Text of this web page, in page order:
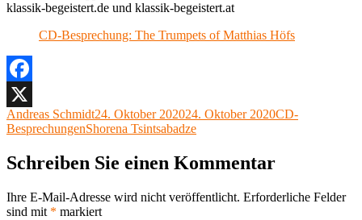
klassik-begeistert.de und klassik-begeistert.at
CD-Besprechung: The Trumpets of Matthias Höfs
Facebook
X
Autor
Andreas SchmidtVeröffentlicht
am
24. Oktober 202024. Oktober 2020Kategorien
CD-
BesprechungenSchlagwörter
Shorena Tsintsabadze
Schreiben Sie einen Kommentar
Ihre E-Mail-Adresse wird nicht veröffentlicht. Erforderliche Felder
sind mit * markiert